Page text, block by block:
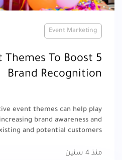
Event Marketing
Themes To Boost
Brand Recognition
event themes can help play
brand awareness and
and potential customers.
منذ 4 سنين